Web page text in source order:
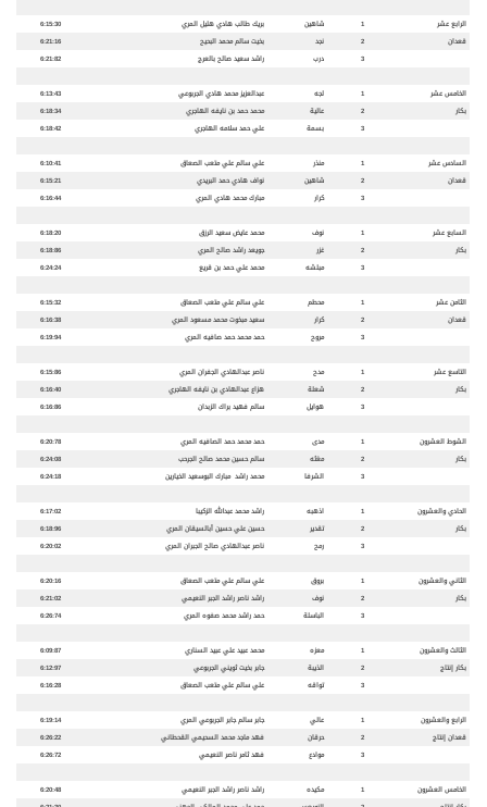
الرابع عشر 1 شاهين بريك طالب هادي هليل المري
6:15:30
قعدان
2 نجد بخيت سالم محمد البحيح
6:21:16
3
درب راشد سعيد صالح بالعرج 6:21:82
الخامس عشر 1 لجه عبدالعزيز محمد هادي الجربوعي
6:13:43
بكار
2 عالية محمد حمد بن نايفه الهاجري
6:18:34
3
بسمة علي حمد سلامه الهاجري 6:18:42
السادس عشر 1 منذر علي سالم علي متعب الصعاق
6:10:41
قعدان
2 شاهين نواف هادي حمد البريدي
6:15:21
3
كرار مبارك محمد هادي المري 6:16:44
السابع عشر 1 نوف محمد عايض سعيد الرزق
6:18:20
بكار
2 غزر جويعد راشد صالح المري
6:18:86
3
مبلشه محمد علي حمد بن قريع 6:24:24
الثامن عشر 1 محطم علي سالم علي متعب الصعاق
6:15:32
قعدان
2 كرار سعيد مبخوت محمد مسعود المري
6:16:38
3
مروح حمد محمد حمد صافيه المري 6:19:94
التاسع عشر 1 مدح ناصر عبدالهادي الجفران المري
6:15:86
بكار
2 شعلة هزاع عبدالهادي بن نايفه الهاجري
6:16:40
3
هوايل سالم فهيد براك الزبدان 6:16:86
الشوط العشرون 1 مدى حمد محمد حمد الصافيه المري
6:20:78
بكار
2 مغثه سالم حسين محمد صالح الجرحب
6:24:08
3
الشرفا محمد راشد مبارك البوسعيد الخيارين 6:24:18
الحادي والعشرون 1 اذهبه راشد محمد عبدالله الزكيبا
6:17:02
بكار
2 تقدير حسين علي حسين أبالسيقان المري
6:18:96
3
رمح ناصر عبدالهادي صالح الجبران المري 6:20:02
الثاني والعشرون 1 بروق علي سالم علي متعب الصعاق
6:20:16
بكار
2 نوف راشد ناصر راشد الجبر النعيمي
6:21:02
3
الباسلة حمد راشد محمد صفوه المري 6:26:74
الثالث والعشرون 1 معزه محمد عبيد علي عبيد السناري
6:09:87
بكار إنتاج
2 الذيبة جابر بخيت ثويني الجربوعي
6:12:97
3
تواقه علي سالم علي متعب الصعاق 6:16:28
الرابع والعشرون 1 عالي جابر سالم جابر الجربوعي المري
6:19:14
قعدان إنتاج
2 حرقان فهد ماجد محمد السحيمي القحطاني
6:26:22
3
موادع فهد ثامر ناصر النعيمي 6:26:72
الخامس العشرون 1 مكيده راشد ناصر راشد الجبر النعيمي
6:20:48